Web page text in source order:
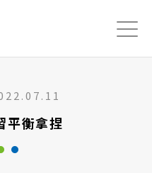
content
平衡拿捏